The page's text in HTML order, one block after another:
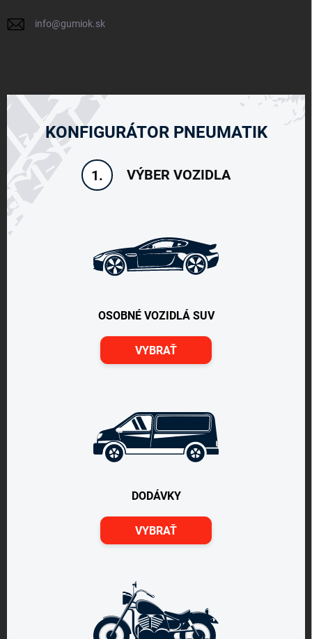
info@gumiok.sk
KONFIGURÁTOR PNEUMATIK
1. VÝBER VOZIDLA
OSOBNÉ VOZIDLÁ SUV
VYBRAŤ
DODÁVKY
VYBRAŤ